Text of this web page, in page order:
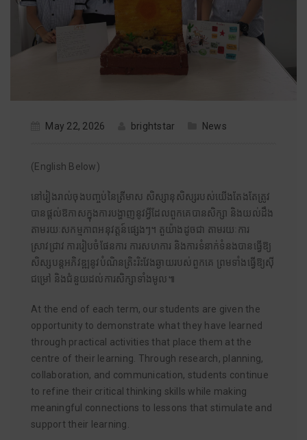
May 22, 2026 brightstar News
(English Below)
នៅរៀងរាល់ចុងបញ្ចប់នៃត្រីមាស សិស្សានុសិស្សរបស់យើងតែងតែត្រូវ
បានផ្តល់ឱកាសក្នុងការបង្ហាញនូវអ្វីដែលពួកគេបានសិក្សា និងយល់ដឹង
តាមរយៈសកម្មភាពអនុវត្តន៍ផ្សេងៗ។ តួយ៉ាងដូចជា តាមរយៈការ
ស្រាវជ្រាវ ការរៀបចំផែនការ ការសហការ និងការទំនាក់ទំនងបានធ្វើឱ្យ
សិស្សបន្តអភិវឌ្ឍនូវបំណិនត្រិះរិះវែងឆ្ងាយរបស់ពួកគេ ព្រមទាំងធ្វើឱ្យស៊ី
ជម្រៅ និងជំនួយដល់ការសិក្សាទាំងមូល៕
At the end of each term, our students are given the
opportunity to demonstrate what they have learned
through practical activities that place them at the
centre of their learning. Through research, planning,
collaboration, and communication, students continue
to refine their critical thinking skills while making
meaningful connections to lessons that stimulate and
support their learning.